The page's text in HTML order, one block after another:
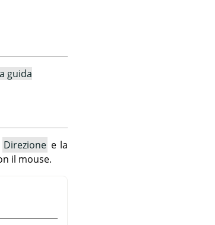
guida
Direzione e la
il mouse.